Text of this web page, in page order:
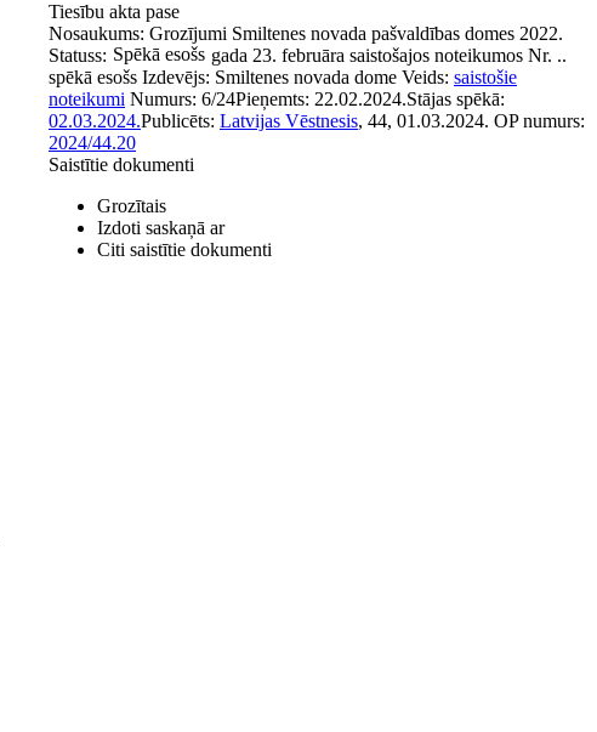
Tiesību akta pase
Nosaukums: Grozījumi Smiltenes novada pašvaldības domes 2022.
gada 23. februāra saistošajos noteikumos Nr. ..
Statuss: Spēkā esošs
spēkā esošs Izdevējs: Smiltenes novada dome Veids: saistošie
noteikumi Numurs: 6/24Pieņemts: 22.02.2024.Stājas spēkā:
02.03.2024.Publicēts: Latvijas Vēstnesis, 44, 01.03.2024. OP numurs:
2024/44.20
Saistītie dokumenti
Grozītais
Izdoti saskaņā ar
Citi saistītie dokumenti